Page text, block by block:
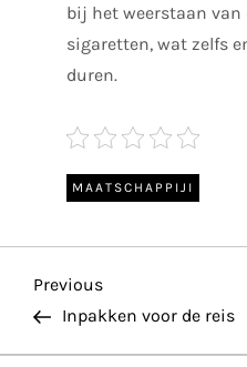
bij het weerstaan van
sigaretten, wat zelfs
duren.
MAATSCHAPPIJI
P
o
Previous
Post
Previous
Inpakken voor de reis